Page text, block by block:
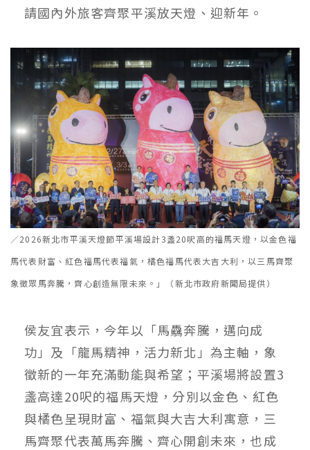
請國內外旅客齊聚平溪放天燈、迎新年。
／2026新北市平溪天燈節平溪場設計3盞20呎高的福馬天燈，以金色福
馬代表財富、紅色福馬代表福氣，橘色福馬代表大吉大利，以三馬齊聚
象徵眾馬奔騰，齊心創造無限未來。」（新北市政府新聞局提供）
侯友宜表示，今年以「馬驫奔騰，邁向成
功」及「龍馬精神，活力新北」為主軸，象
徵新的一年充滿動能與希望；平溪場將設置3
盞高達20呎的福馬天燈，分別以金色、紅色
與橘色呈現財富、福氣與大吉大利寓意，三
馬齊聚代表萬馬奔騰、齊心開創未來，也成